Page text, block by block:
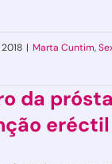
| Marta Cuntim,
da
eréctil